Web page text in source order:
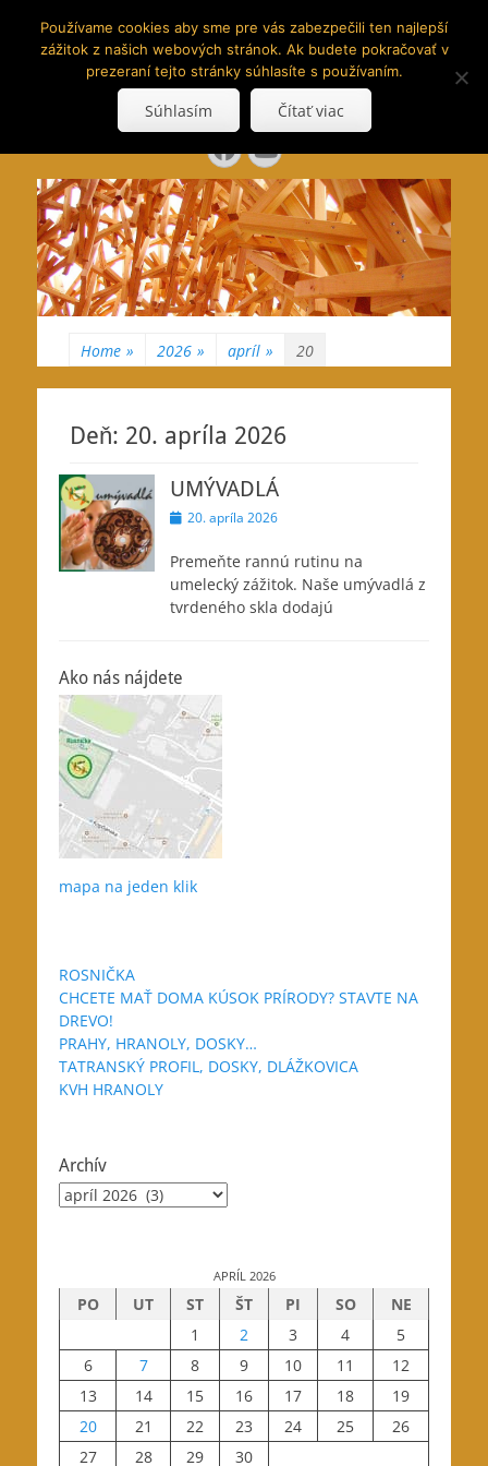
www.hranoly.sk
…kus prírody priamo k Vám
Search
Facebook
YouTube
Home » 2026 » apríl » 20
Deň: 20. apríla 2026
UMÝVADLÁ
Posted
20. apríla 2026
Premeňte rannú rutinu na
umelecký zážitok. Naše umývadlá z
tvrdeného skla dodajú
Ako nás nájdete
mapa na jeden klik
ROSNIČKA
CHCETE MAŤ DOMA KÚSOK PRÍRODY? STAVTE NA
DREVO!
PRAHY, HRANOLY, DOSKY…
TATRANSKÝ PROFIL, DOSKY, DLÁŽKOVICA
KVH HRANOLY
Archív
Archív
APRÍL 2026
PO UT ST ŠT PI SO
NE
1
2 3 4
5
6
7 8 9 10 11
12
13
14 15 16 17 18
19
20
21 22 23 24 25
26
27
28 29 30
Používame cookies aby sme pre vás zabezpečili ten najlepší
zážitok z našich webových stránok. Ak budete pokračovať v
prezeraní tejto stránky súhlasíte s používaním.
Súhlasím Čítať viac